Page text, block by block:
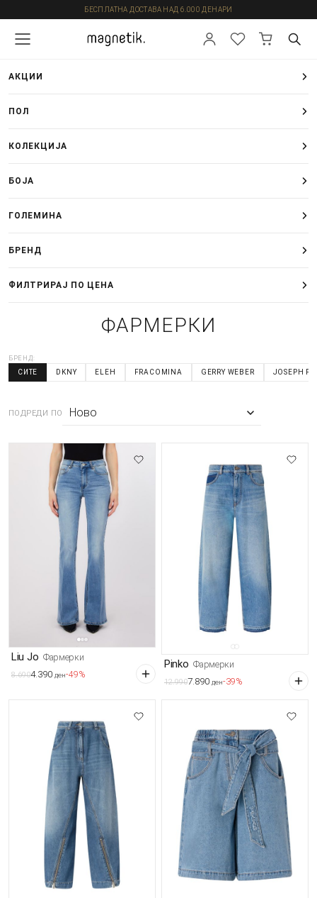
БЕСПЛАТНА ДОСТАВА НАД 6.000 ДЕНАРИ
АКЦИИ
ПОЛ
КОЛЕКЦИЈА
БОЈА
ГОЛЕМИНА
БРЕНД
ФИЛТРИРАЈ ПО ЦЕНА
ФАРМЕРКИ
БРЕНД:
СИТЕ DKNY ELEH FRACOMINA GERRY WEBER JOSEPH
ПОДРЕДИ ПО
Liu Jo Фармерки
8.6904.390 ден-49%
Pinko Фармерки
12.9907.890 ден-39%